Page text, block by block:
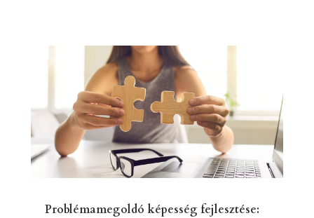
Problémamegoldó képesség fejlesztése: